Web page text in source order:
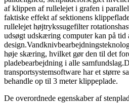
af klippen af ​​rullelejet i grafen i
faktiske effekt af sektionens
rullelejet højtrykssugefilter
udsøgt udskæring computer kan på
høje skæring, hvilket gør den til det
pladebearbejdning i alle
transportsystemsoftware har et større
behandle op til 3 meter klippeplade.
De overordnede egenskaber af